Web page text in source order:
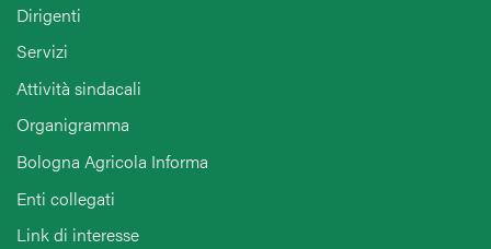
Dirigenti
Servizi
Attività sindacali
Organigramma
Bologna Agricola Informa
Enti collegati
Link di interesse